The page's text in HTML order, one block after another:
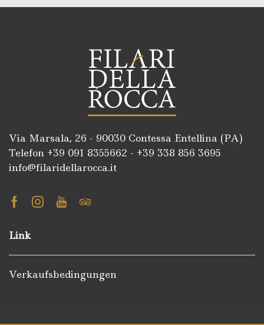
Via Marsala, 26 - 90030 Contessa Entellina (PA)
Telefon +39 091 8355662 - +39 338 856 3695
info@filaridellarocca.it
Facebook
Instagram
Youtube
Link
Verkaufsbedingungen